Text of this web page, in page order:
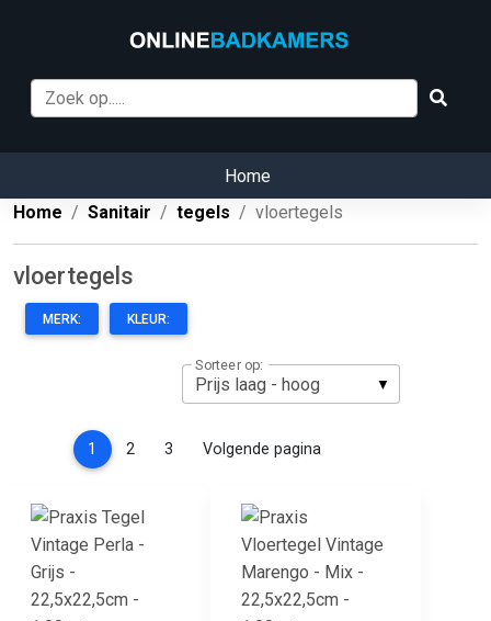
Home
Home
Sanitair tegels vloertegels
vloertegels
MERK: KLEUR:
Sorteer op:
1 (current)
2 3 Volgende pagina